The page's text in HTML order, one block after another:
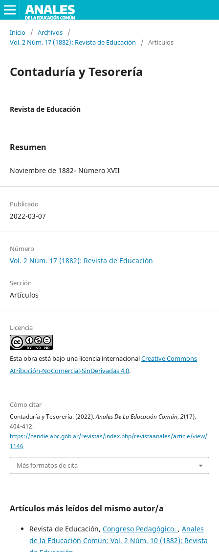
Inicio / Archivos
/
Vol. 2 Núm. 17 (1882): Revista de Educación
/ Artículos
Contaduría y Tesorería
Revista de Educación
Resumen
Noviembre de 1882- Número XVII
Publicado
2022-03-07
Número
Vol. 2 Núm. 17 (1882): Revista de Educación
Sección
Artículos
Licencia
Esta obra está bajo una licencia internacionalCreative Commons
Atribución-NoComercial-SinDerivadas 4.0.
Cómo citar
Contaduría y Tesorería. (2022).Anales De La Educación Común, 2(17),
404-412.
https://cendie.abc.gob.ar/revistas/index.php/revistaanales/article/view/
1146
Más formatos de cita
Artículos más leídos del mismo autor/a
Revista de Educación, Congreso Pedagógico. , Anales
de la Educación Común: Vol. 2 Núm. 10 (1882): Revista